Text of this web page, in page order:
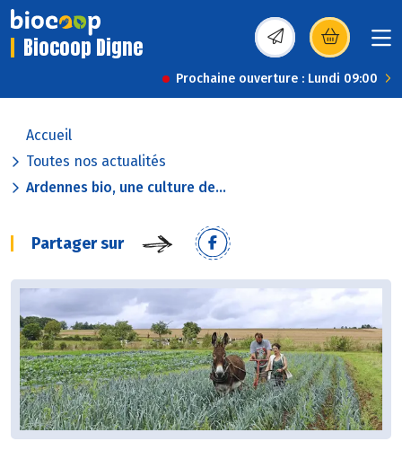
Biocoop Digne (s’ouvre dans une
Prochaine ouverture : Lundi 09:00
Accueil
Toutes nos actualités
Ardennes bio, une culture de...
Partager sur